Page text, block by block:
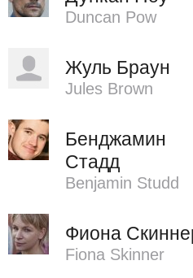
Duncan Pow
Жуль Браун
Jules Brown
Бенджамин
Стадд
Benjamin Studd
Фиона
Fiona Skinner